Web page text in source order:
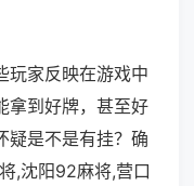
玩家反映在游戏中
拿到好牌，甚至好
疑是不是有挂？确
,沈阳92麻将,营口